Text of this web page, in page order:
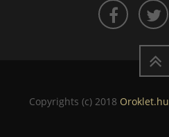
Copyrights (c) 2018 Oroklet.hu